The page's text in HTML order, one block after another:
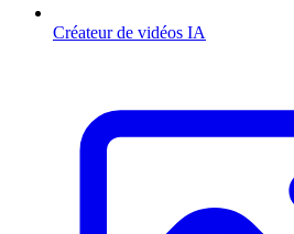
Créateur de vidéos IA